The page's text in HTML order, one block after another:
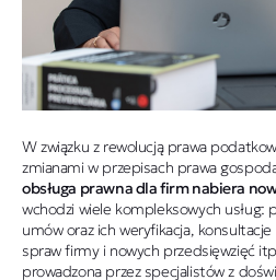
W związku z rewolucją prawa
zmianami w przepisach prawa
obsługa prawna dla firm nabiera
wchodzi wiele kompleksowych usług:
umów oraz ich weryfikacja,
spraw firmy i nowych przedsięwzięć
prowadzona przez specjalistów z